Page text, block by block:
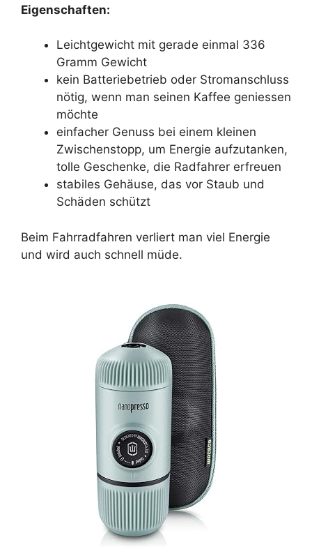
Eigenschaften:
Leichtgewicht mit gerade einmal 336
Gramm Gewicht
kein Batteriebetrieb oder Stromanschluss
nötig, wenn man seinen Kaffee geniessen
möchte
einfacher Genuss bei einem kleinen
Zwischenstopp, um Energie aufzutanken,
tolle Geschenke, die Radfahrer erfreuen
stabiles Gehäuse, das vor Staub und
Schäden schützt
Beim Fahrradfahren verliert man viel Energie
und wird auch schnell müde.